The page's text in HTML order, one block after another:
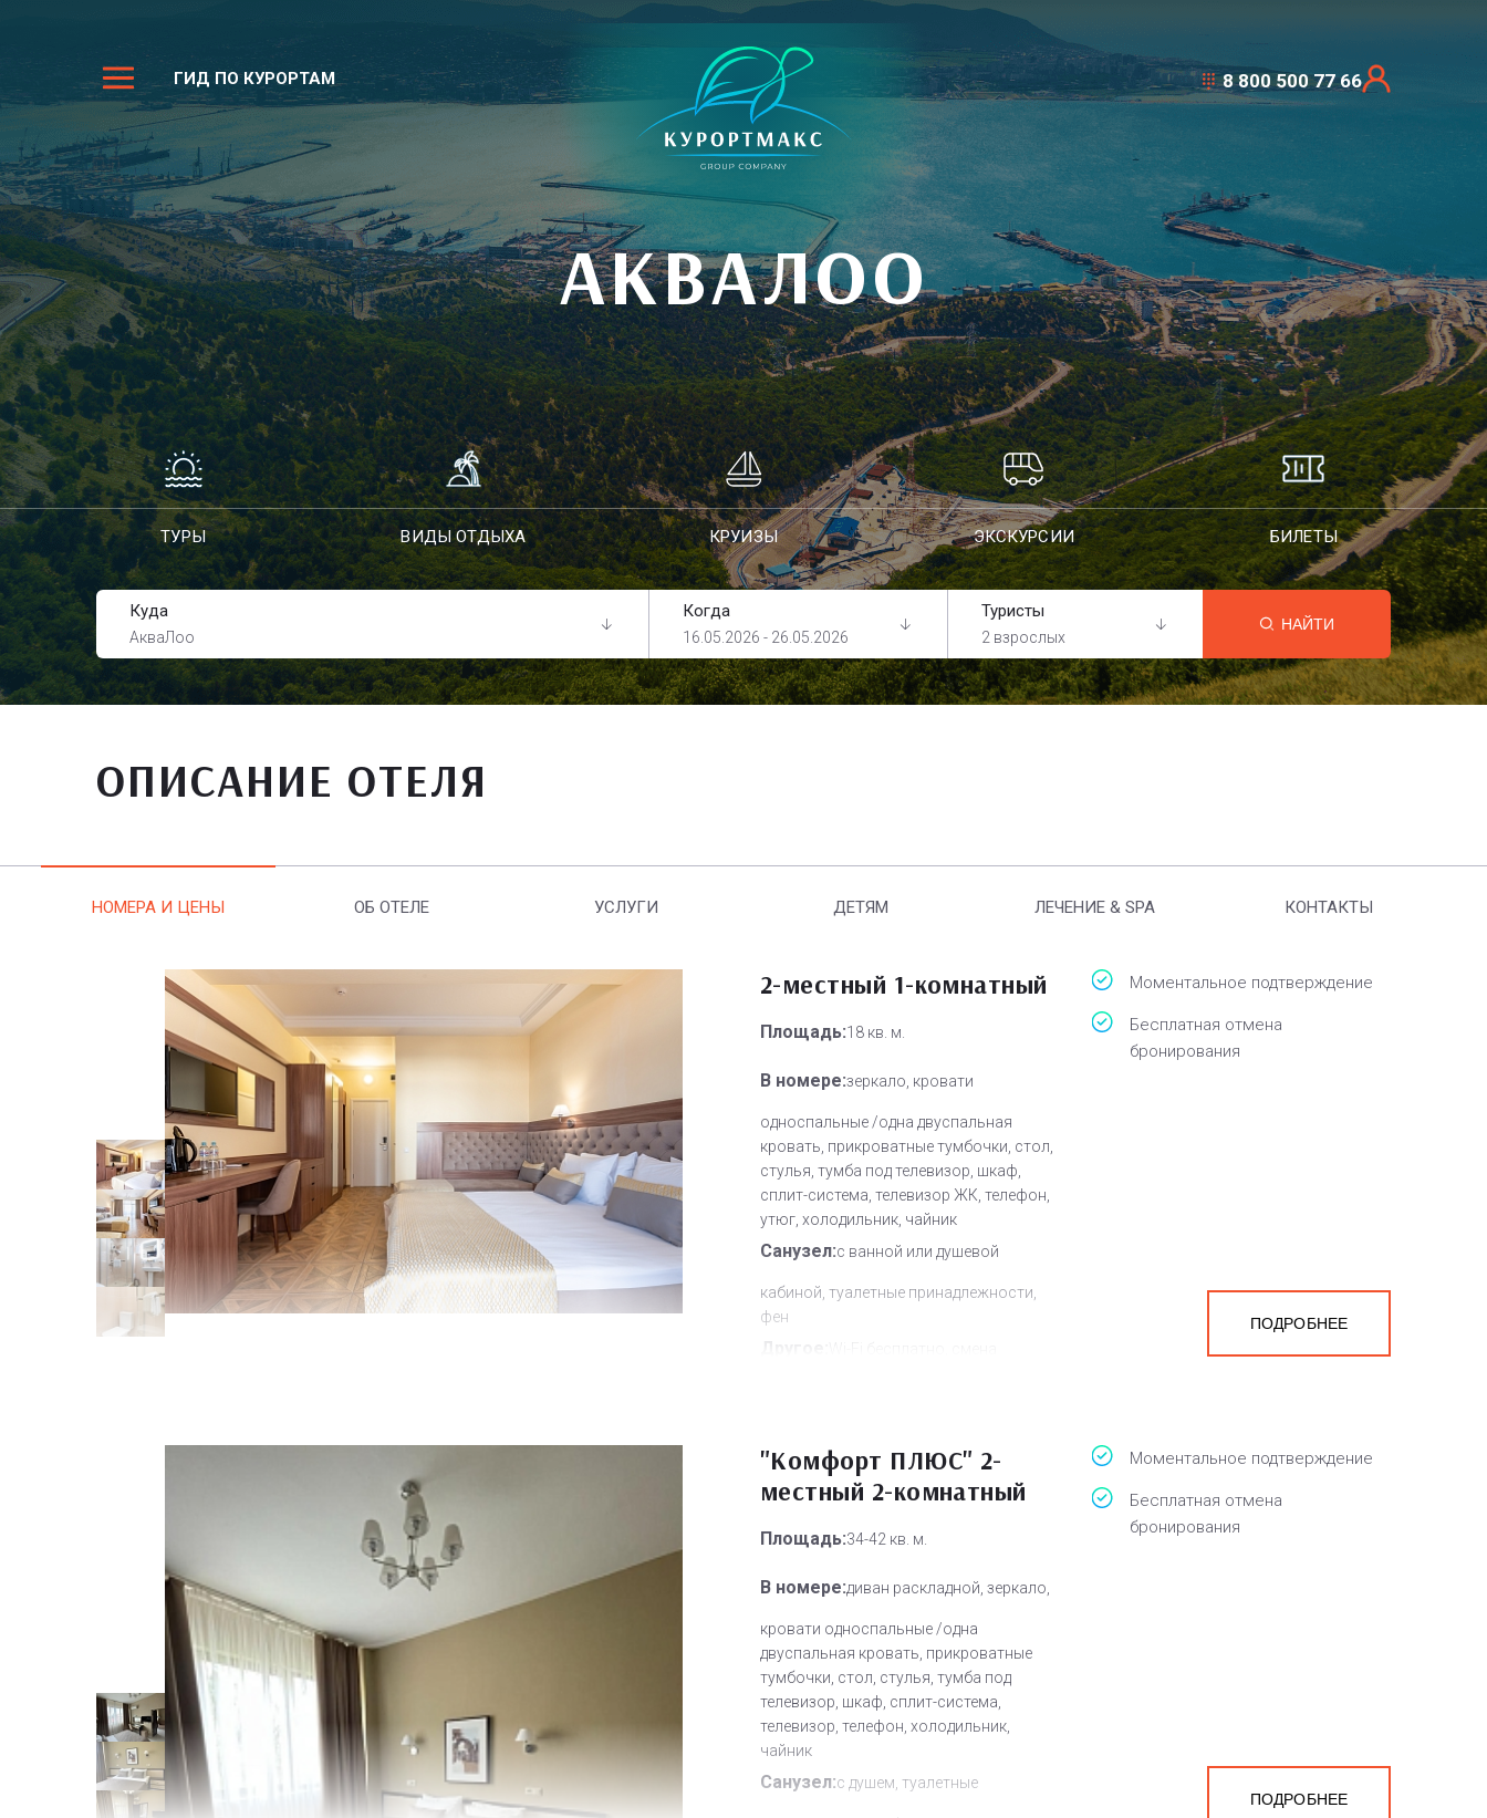
ГИД ПО КУРОРТАМ 8 800 500 77 66
АКВАЛОО
ТУРЫ ВИДЫ ОТДЫХА КРУИЗЫ ЭКСКУРСИИ БИЛЕТЫ
Куда
АкваЛоо
Когда
16.05.2026 - 26.05.2026
Туристы
2 взрослых
НАЙТИ
ОПИСАНИЕ ОТЕЛЯ
НОМЕРА И ЦЕНЫ ОБ ОТЕЛЕ УСЛУГИ ДЕТЯМ ЛЕЧЕНИЕ & SPA КОНТАКТЫ
2-местный 1-комнатный
Площадь:18 кв. м.
В номере:зеркало, кровати
односпальные /одна двуспальная
кровать, прикроватные тумбочки, стол,
стулья, тумба под телевизор, шкаф,
сплит-система, телевизор ЖК, телефон,
утюг, холодильник, чайник
Санузел:с ванной или душевой
кабиной, туалетные принадлежности,
фен
Дополнительное место:
Моментальное подтверждение
Бесплатная отмена
бронирования
ПОДРОБНЕЕ
"Комфорт ПЛЮС" 2-
местный 2-комнатный
Площадь:34-42 кв. м.
В номере:диван раскладной, зеркало,
кровати односпальные /одна
двуспальная кровать, прикроватные
тумбочки, стол, стулья, тумба под
телевизор, шкаф, сплит-система,
телевизор, телефон, холодильник,
чайник
Санузел:с душем, туалетные
Моментальное подтверждение
Бесплатная отмена
бронирования
ПОДРОБНЕЕ